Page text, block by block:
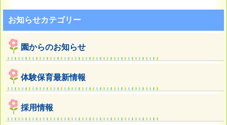
お知らせカテゴリー
園からのお知らせ
体験保育最新情報
採用情報